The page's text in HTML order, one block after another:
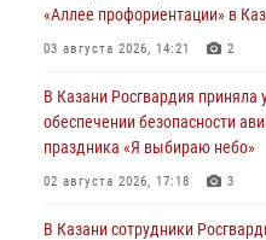
«Аллее профориентации» в
03 августа 2026, 14:21 2
В Казани Росгвардия приняла
обеспечении безопасности
праздника «Я выбираю небо»
02 августа 2026, 17:18 3
В Казани сотрудники